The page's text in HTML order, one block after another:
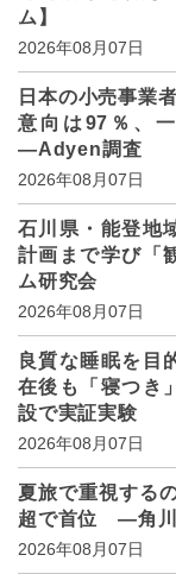
ム】
2026年08月07日
日本の小売事業
意向は97％、
―Adyen調査
2026年08月07日
石川県・能登地
計画まで学び
ム研究会
2026年08月07日
良質な睡眠を目
在後も「寝つき
設で実証実験
2026年08月07日
夏旅で重視する
超で首位 ―角川
2026年08月07日